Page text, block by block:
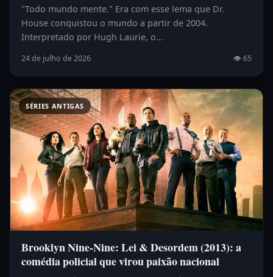
"Todo mundo mente." Era com esse lema que Dr.
House conquistou o mundo a partir de 2004.
Interpretado por Hugh Laurie, o…
24 de julho de 2026 👁 65
SÉRIES ANTIGAS
Brooklyn Nine-Nine: Lei & Desordem (2013): a
comédia policial que virou paixão nacional